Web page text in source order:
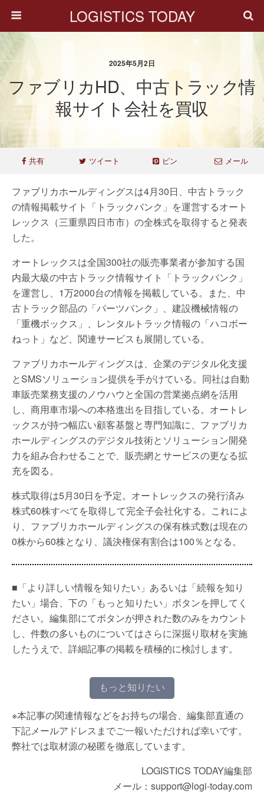
LOGISTICS TODAY
2025年5月2日
ファブリカHD、中古トラック情
報サイト会社を買収
共有 ツイート ピン メール
ファブリカホールディングスは4月30日、中古トラック
の情報掲載サイト「トラックバンク」を運営するオート
レックス（三重県四日市市）の全株式を取得すると発表
した。
オートレックスは全国300社の販売事業者が参加する国
内最大級の中古トラック情報サイト「トラックバンク」
を運営し、1万2000台の情報を掲載している。また、中
古トラック部品の「パーツバンク」、建設機械情報の
「重機ボックス」、レンタルトラック情報の「ハコボー
ねっト」など、関連サービスも展開している。
ファブリカホールディングスは、企業のデジタル化支援
とSMSソリューション提供を手がけている。同社は自動
車販売業務支援のノウハウと全国の営業拠点網を活用
し、商用車市場への本格進出を目指している。オートレ
ックスが持つ幅広い顧客基盤と専門知識に、ファブリカ
ホールディングスのデジタル技術とソリューション開発
力を組み合わせることで、販売網とサービスの更なる拡
充を図る。
株式取得は5月30日を予定。オートレックスの発行済み
株式60株すべてを取得して完全子会社化する。これによ
り、ファブリカホールディングスの保有株式数は現在の
0株から60株となり、議決権保有割合は100％となる。
■「より詳しい情報を知りたい」あるいは「続報を知り
たい」場合、下の「もっと知りたい」ボタンを押してく
ださい。編集部にてボタンが押された数のみをカウント
し、件数の多いものについてはさらに深掘り取材を実施
したうえで、詳細記事の掲載を積極的に検討します。
もっと知りたい
※本記事の関連情報などをお持ちの場合、編集部直通の
下記メールアドレスまでご一報いただければ幸いです。
弊社では取材源の秘匿を徹底しています。
LOGISTICS TODAY編集部
メール：support@logi-today.com